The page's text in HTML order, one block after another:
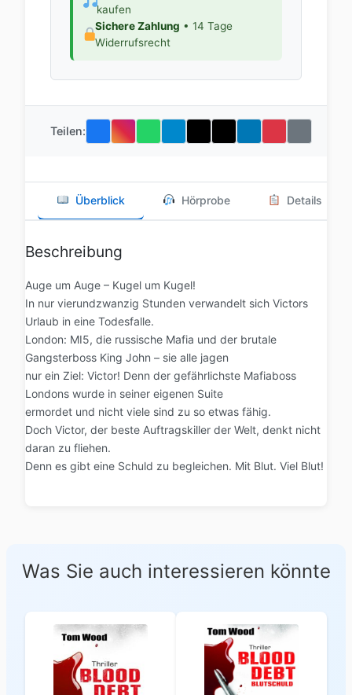
kaufen
Sichere Zahlung • 14 Tage
Widerrufsrecht
Teilen:
Überblick Hörprobe Details
Beschreibung
Auge um Auge – Kugel um Kugel!
In nur vierundzwanzig Stunden verwandelt sich Victors
Urlaub in eine Todesfalle.
London: MI5, die russische Mafia und der brutale
Gangsterboss King John – sie alle jagen
nur ein Ziel: Victor! Denn der gefährlichste Mafiaboss
Londons wurde in seiner eigenen Suite
ermordet und nicht viele sind zu so etwas fähig.
Doch Victor, der beste Auftragskiller der Welt, denkt nicht
daran zu fliehen.
Denn es gibt eine Schuld zu begleichen. Mit Blut. Viel Blut!
Was Sie auch interessieren könnte